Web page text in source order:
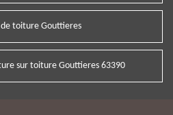
toiture Gouttieres
sur toiture Gouttieres 63390